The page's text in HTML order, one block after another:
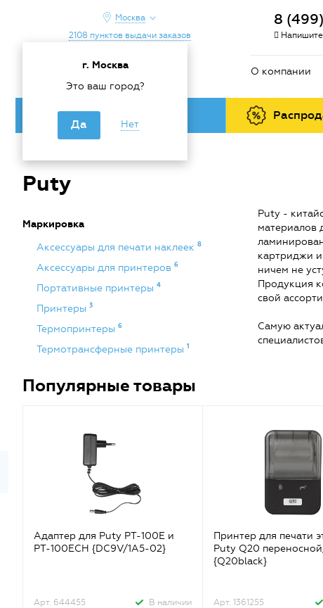
Москва
г. Москва
Это ваш город?
Да Нет
2108 пунктов выдачи заказов
8
О компании
Каталог товаров
Puty
Маркировка
Аксессуары для печати наклеек 8
Аксессуары для принтеров 6
Портативные принтеры 4
Принтеры 3
Термопринтеры 6
Термотрансферные принтеры 1
Puty -
материалов
картриджи
ничем не
Продукция
свой
Самую
Популярные товары
Адаптер для Puty PT-100E и
PT-100ECH {DC9V/1A5-02}
Арт. 644455 В наличии
Принтер для печати
Puty Q20
{Q20black}
Арт. 1361255